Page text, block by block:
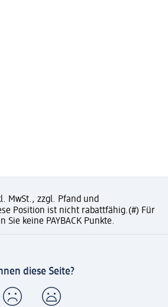
MwSt., zzgl. Pfand und
Position ist nicht rabattfähig.(#) Für
Sie keine PAYBACK Punkte.
diese Seite?